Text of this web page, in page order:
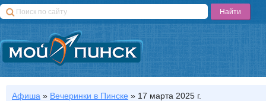
Афиша » Вечеринки в Пинске » 17 марта 2025 г.